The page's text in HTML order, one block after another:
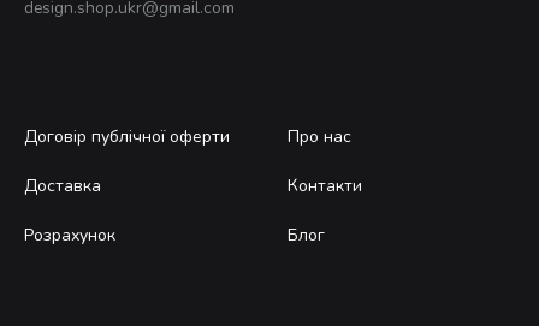
design.shop.ukr@gmail.com
Договір публічної оферти
Доставка
Розрахунок
Про нас
Контакти
Блог